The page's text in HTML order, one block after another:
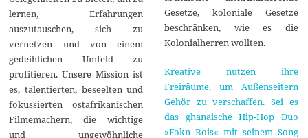
lernen, Erfahrungen
auszutauschen, sich zu
vernetzen und von einem
gedeihlichen Umfeld zu
profitieren. Unsere Mission ist
es, talentierten, beseelten und
fokussierten ostafrikanischen
Filmemachern, die wichtige
und ungewöhnliche
Gesetze, koloniale Gesetze
beschränken, wie es die
Kolonialherren wollten.
Kreative nutzen ihre
Freiräume, um Außenseitern
Gehör zu verschaffen. Sei es
das ghanaische Hip-Hop Duo
»Fokn Bois« mit seinem Song